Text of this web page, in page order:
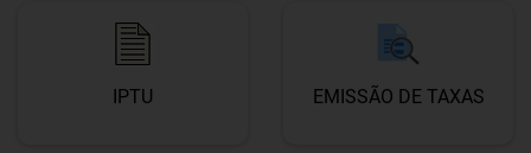
IPTU EMISSÃO DE TAXAS